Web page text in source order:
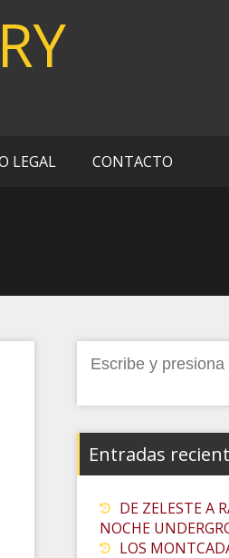
LEGAL CONTACTO
Entradas
DE ZELESTE A
NOCHE
LOS